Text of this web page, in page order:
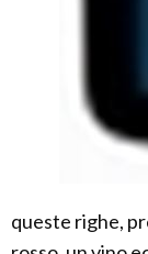
queste righe,